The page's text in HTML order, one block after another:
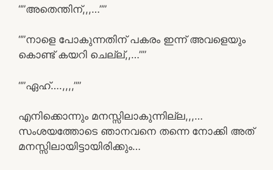
“”അതെന്തിന്,,,…””
“”നാളെ പോകുന്നതിന് പകരം ഇന്ന് അവളെയും
കൊണ്ട് കയറി ചെല്ല്,,…””
“”ഏഹ്….,,,,””
എനിക്കൊന്നും മനസ്സിലാകുന്നില്ല,,,…
സംശയത്തോടെ ഞാനവനെ തന്നെ നോക്കി അത്
മനസ്സിലായിട്ടായിരിക്കും…